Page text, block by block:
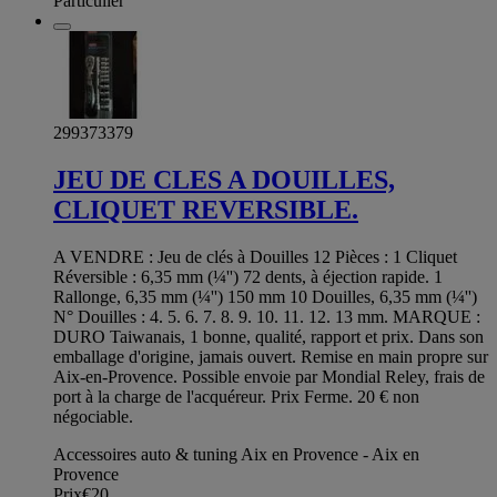
299373379
JEU DE CLES A DOUILLES,
CLIQUET REVERSIBLE.
A VENDRE : Jeu de clés à Douilles 12 Pièces : 1 Cliquet
Réversible : 6,35 mm (¼'') 72 dents, à éjection rapide. 1
Rallonge, 6,35 mm (¼'') 150 mm 10 Douilles, 6,35 mm (¼'')
N° Douilles : 4. 5. 6. 7. 8. 9. 10. 11. 12. 13 mm. MARQUE :
DURO Taiwanais, 1 bonne, qualité, rapport et prix. Dans son
emballage d'origine, jamais ouvert. Remise en main propre sur
Aix-en-Provence. Possible envoie par Mondial Reley, frais de
port à la charge de l'acquéreur. Prix Ferme. 20 € non
négociable.
Accessoires auto & tuning Aix en Provence - Aix en
Provence